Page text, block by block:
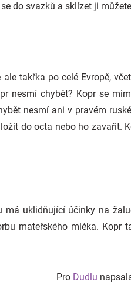
do svazků a sklízet ji
takřka po celé Evropě,
nesmí chybět? Kopr se
nesmí ani v pravém
do octa nebo ho zavařit.
uklidňující účinky na
mateřského mléka. Kopr
Pro Dudlu